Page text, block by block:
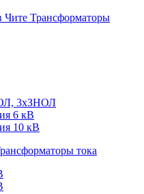
Трансформаторы
3хЗНОЛ
6 кВ
10 кВ
тока